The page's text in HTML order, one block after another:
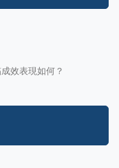
效表現如何？